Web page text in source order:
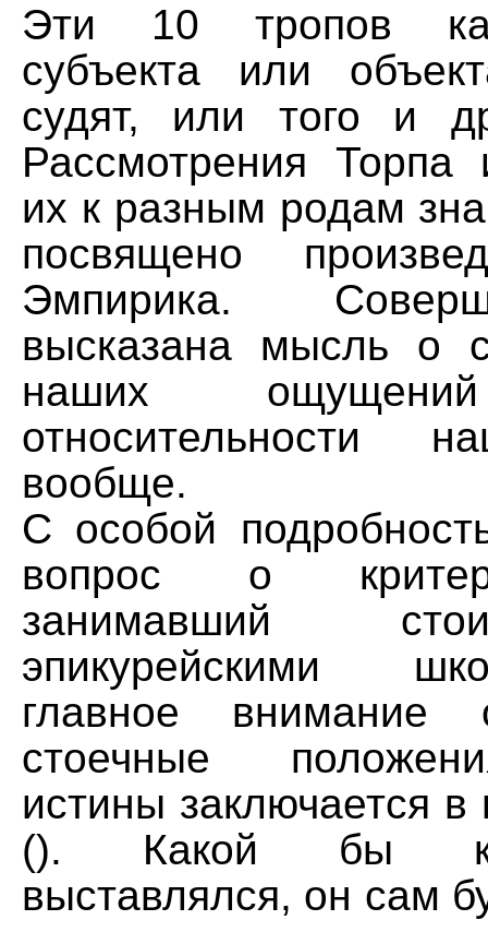
Эти 10 тропов
субъекта или
судят, или того и
Рассмотрения
их к разным родам
посвящено
Эмпирика.
высказана мысль о
наших
относительности
вообще.
С особой
вопрос о
занимавший
эпикурейскими
главное внимание
стоечные
истины заключается в
(). Какой бы
выставлялся, он сам